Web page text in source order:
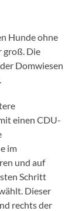
Hunde ohne
groß. Die
Domwiesen
einen CDU-
im
und auf
Schritt
Dieser
rechts der